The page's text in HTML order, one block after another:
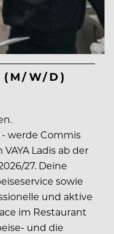
(M/W/D)
werde Commis
Ladis ab der
27. Deine
sowie
und aktive
im Restaurant
und die